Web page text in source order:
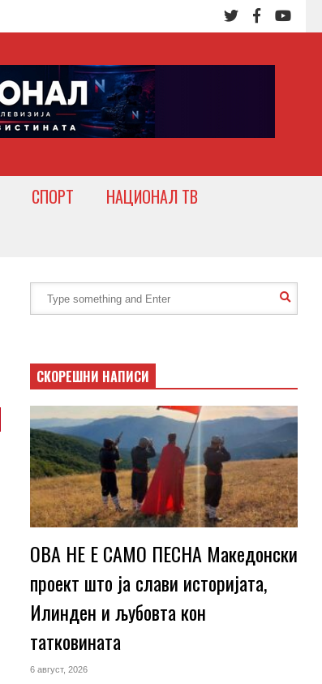
СПОРТ
НАЦИОНАЛ ТВ
СКОРЕШНИ НАПИСИ
ОВА НЕ Е САМО ПЕСНА Македонски
проект што ја слави историјата,
Илинден и љубовта кон
татковината
6 август, 2026